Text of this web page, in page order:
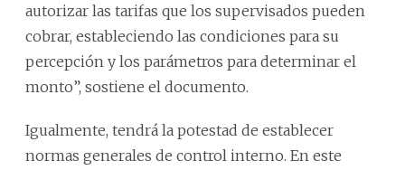
autorizar las tarifas que los supervisados pueden
cobrar, estableciendo las condiciones para su
percepción y los parámetros para determinar el
monto”, sostiene el documento.
Igualmente, tendrá la potestad de establecer
normas generales de control interno. En este